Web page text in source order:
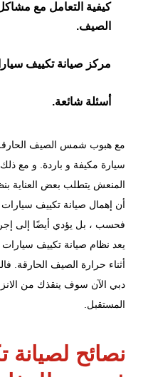
كيفية التعامل مع
الصيف.
مركز صيانة تكييف
أسئلة شائعة.
مع هبوب شمس الصيف
سيارة مكيفة و باردة. و مع
المنعش يتطلب بعض العناية
أن إهمال صيانة تكييف
فحسب ، بل يؤدي أيضًا إلى
يعد نظام صيانة تكييف سيارات
أثناء حرارة الصيف الحارقة.
دبي الآن سوف ينقذك من
المستقبل.
نصائح لصيانة